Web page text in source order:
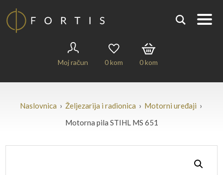
Moj račun 0kom 0kom
Naslovnica › Željezarija i radionica › Motorni uređaji ›
Motorna pila STIHL MS 651